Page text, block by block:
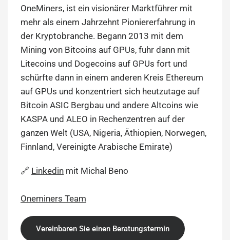
OneMiners, ist ein visionärer Marktführer mit
mehr als einem Jahrzehnt Pioniererfahrung in
der Kryptobranche. Begann 2013 mit dem
Mining von Bitcoins auf GPUs, fuhr dann mit
Litecoins und Dogecoins auf GPUs fort und
schürfte dann in einem anderen Kreis Ethereum
auf GPUs und konzentriert sich heutzutage auf
Bitcoin ASIC Bergbau und andere Altcoins wie
KASPA und ALEO in Rechenzentren auf der
ganzen Welt (USA, Nigeria, Äthiopien, Norwegen,
Finnland, Vereinigte Arabische Emirate)
🔗 Linkedin mit Michal Beno
Oneminers Team
Vereinbaren Sie einen Beratungstermin